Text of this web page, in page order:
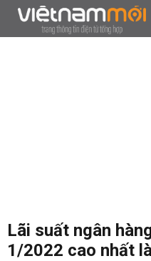
Lãi suất ngân
1/2022 cao nhất